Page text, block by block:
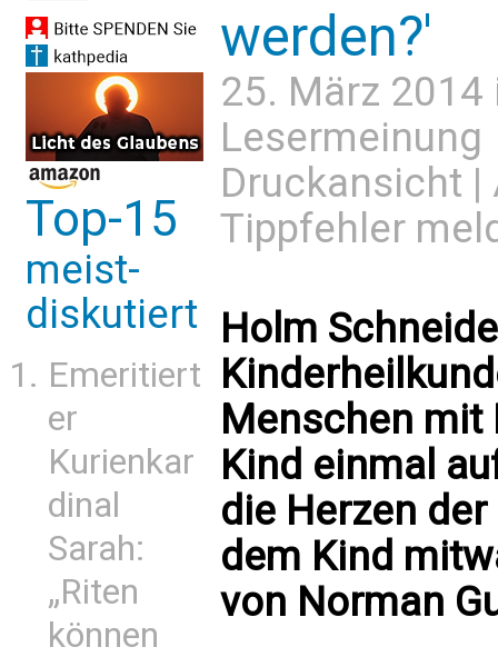
Top-15
meist-
diskutiert
Emeritiert
er
Kurienkar
dinal
Sarah:
„Riten
können
werden?'
25. März
Lesermeinung
Druckansicht |
Tippfehler
Holm
Menschen mit
Kind einmal
die Herzen
dem Kind
von Norman